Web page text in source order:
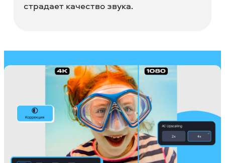
страдает качество звука.